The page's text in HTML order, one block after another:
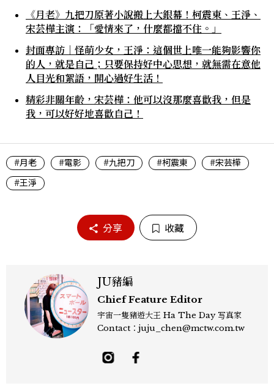
《月老》九把刀原著小說搬上大銀幕！柯震東、王淨、
宋芸樺主演：「愛情來了，什麼都擋不住。」
封面專訪｜怪萌少女，王淨：這個世上唯一能夠影響你
的人，就是自己；只要保持好中心思想，就無需在意他
人目光和絮語，開心過好生活！
精彩非關年齡，宋芸樺：他可以沒那麼喜歡我，但是
我，可以好好地喜歡自己！
#月老 #電影 #九把刀 #柯震東
#宋芸樺
#王淨
分享 收藏
JU豬編
Chief Feature Editor
宇宙一隻豬遊大王 Ha The Day 写真家
Contact：juju_chen@mctw.com.tw